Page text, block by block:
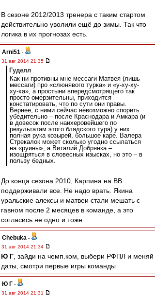
В сезоне 2012/2013 тренера с таким стартом
действительно уволили ещё до зимы. Так что
логика в их прогнозах есть.
Arni51 -
31 авг 2014 21:35
Гуделл
Как ни противны мне мессаги Матвея (лишь
мессаги) про «слюнявого турка» и «у-ху-ху-
ху-ха», а простыни впередсмотрящего так
просто омерзительны, приходится
констатировать, что по сути они правы.
Вернее, с ними сейчас невозможно спорить
убедительно – после Краснодара и Амкара (и
в довесок после наихеровейшего по
результатам этого блядского тура) у них
полная рука козырей, большое каре. Валера
Стрекалок может сколько угодно ссылаться
на «руины», а Виталий Добрянка –
изощряться в словесных изысках, но это – в
пользу бедных.
До конца сезона 2010, Карпина на ВВ
поддерживали все. Не надо врать. Якина
уральские алексы и матвеи стали мешать с
гавном после 2 месяцев в команде, а это
согласись не одно и тоже
Chebuka -
31 авг 2014 21:34
Ю Г , зайди на чемп.ком, выбери РФПЛ и меняй
даты, смотри первые игры команды
Ю Г -
31 авг 2014 21:31